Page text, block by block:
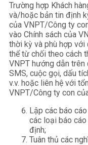
Trường hợp Khách
và/hoặc bản tin định
của VNPT/Công ty
vào Chính sách của
thời kỳ và phù hợp với
thể từ chối theo cách
VNPT hướng dẫn trên
SMS, cuộc gọi, dấu
v.v. hoặc liên hệ với
VNPT/Công ty con
Lập các báo
các loại báo
định;
Tuân thủ các